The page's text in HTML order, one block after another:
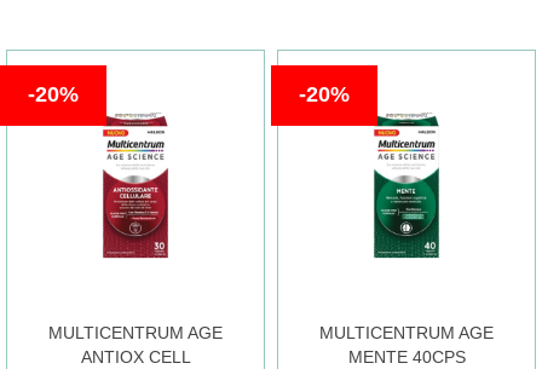
1MG/ML AL
CARRELLO
CARRELLO
MULTICENTRUM AGE
ANTIOX CELL
20%
MULTICENTRUM AGE
MENTE 40CPS
20%